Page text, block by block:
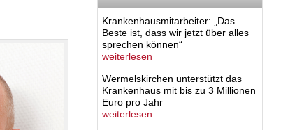
Krankenhausmitarbeiter: „Das
Beste ist, dass wir jetzt über alles
sprechen können“
weiterlesen
Wermelskirchen unterstützt das
Krankenhaus mit bis zu 3 Millionen
Euro pro Jahr
weiterlesen